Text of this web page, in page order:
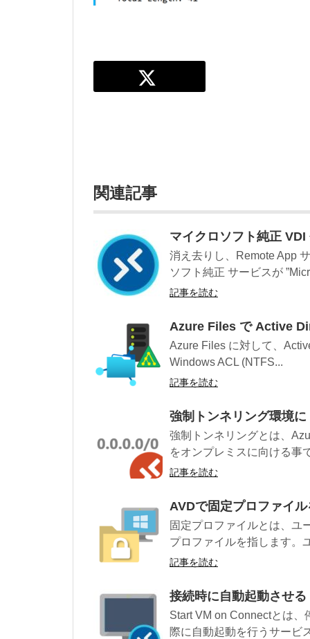
関連記事
マイクロソフト純正
消え去りし、Remote App
ソフト純正 サービスが
記事を読む
Azure Files で Active
Azure Files に対して、
Windows ACL (NTFS...
記事を読む
強制トンネリング環境
強制トンネリングとは、
をオンプレミスに向ける事
記事を読む
AVDで固定プロファイ
固定プロファイルとは、ユ
プロファイルを指します。
記事を読む
接続時に自動起動させ
Start VM on Connectとは
際に自動起動を行うサービ